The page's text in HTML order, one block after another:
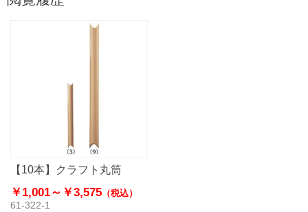
【10本】クラフト丸筒
￥1,001～ ￥3,575 （税込）
61-322-1